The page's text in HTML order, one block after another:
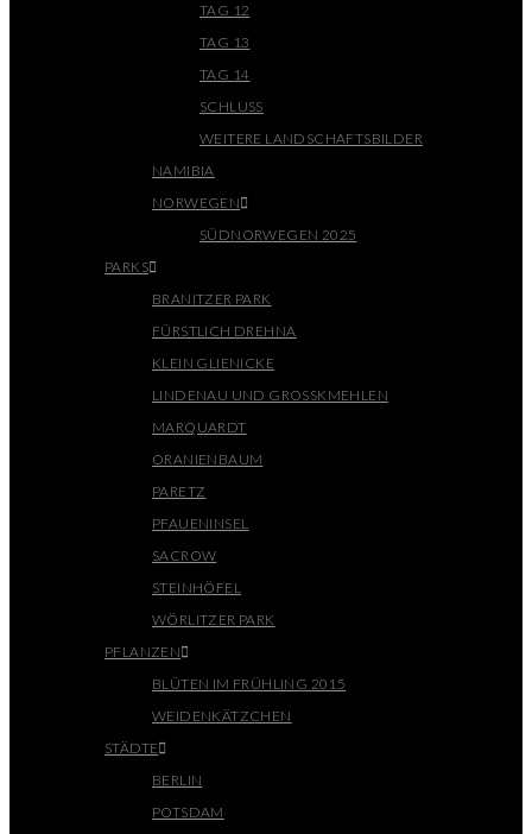
TAG 12
TAG 13
TAG 14
SCHLUSS
WEITERE LANDSCHAFTSBILDER
NAMIBIA
NORWEGEN
SÜDNORWEGEN 2025
PARKS
BRANITZER PARK
FÜRSTLICH DREHNA
KLEIN GLIENICKE
LINDENAU UND GROSSKMEHLEN
MARQUARDT
ORANIENBAUM
PARETZ
PFAUENINSEL
SACROW
STEINHÖFEL
WÖRLITZER PARK
PFLANZEN
BLÜTEN IM FRÜHLING 2015
WEIDENKÄTZCHEN
STÄDTE
BERLIN
POTSDAM